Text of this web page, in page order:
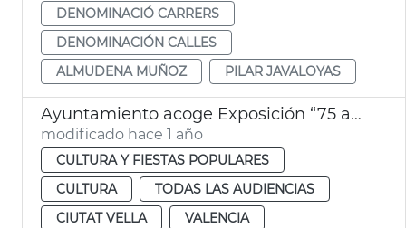
DENOMINACIÓ CARRERS
DENOMINACIÓN CALLES
ALMUDENA MUÑOZ
PILAR JAVALOYAS
Ayuntamiento acoge Exposición “75 anys, 75 peces. Una mirada a la història del SIAM”
modificado hace 1 año
CULTURA Y FIESTAS POPULARES
CULTURA
TODAS LAS AUDIENCIAS
CIUTAT VELLA
VALENCIA